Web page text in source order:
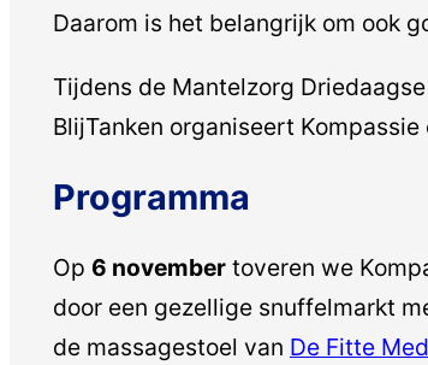
Daarom is het belangrijk om ook
Tijdens de Mantelzorg
BlijTanken organiseert
Programma
Op 6 november toveren we
door een gezellige snuffelmarkt
de massagestoel van De Fitte